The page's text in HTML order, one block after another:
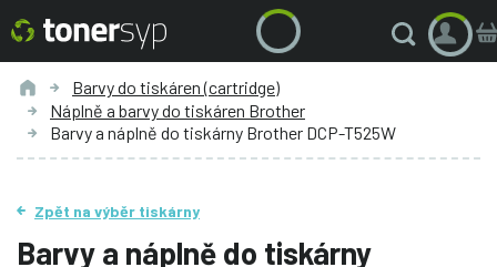
Barvy do tiskáren (cartridge)
Náplně a barvy do tiskáren Brother
Barvy a náplně do tiskárny Brother DCP-T525W
Zpět na výběr tiskárny
Barvy a náplně do tiskárny